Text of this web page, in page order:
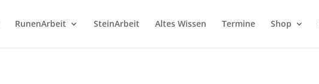
RunenArbeit SteinArbeit Altes Wissen Termine Shop